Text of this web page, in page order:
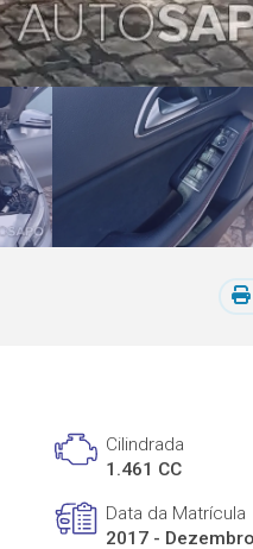
Cilindrada
1.461 CC
Data da Matrícula
2017 - Dezembro